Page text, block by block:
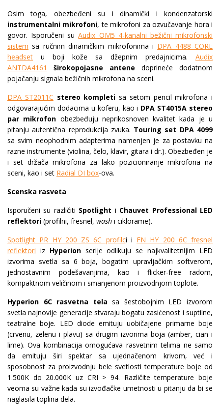
Osim toga, obezbeđeni su i dinamički i kondenzatorski
instrumentalni mikrofoni, te mikrofoni za ozvučavanje hora i
govor. Isporučeni suAudix OM5 4-kanalni bežični mikrofonski
sistem sa ručnim dinamičkim mikrofonima i DPA 4488 CORE
headset u boji kože sa džepnim predajnicima. Audix
ANTDA4161
širokopojasne antene doprineće dodatnom
pojačanju signala bežičnih mikrofona na sceni.
DPA ST2011C stereo kompleti sa setom pencil mikrofona i
odgovarajućim dodacima u koferu, kao i DPA ST4015A stereo
par mikrofon obezbeđuju neprikosnoven kvalitet kada je u
pitanju autentična reprodukcija zvuka. Touring set DPA 4099
sa svim neophodnim adapterima namenjen je za postavku na
razne instrumente (violina, čelo, klavir, gitara i dr.). Obezbeđen je
i set držača mikrofona za lako pozicioniranje mikrofona na
sceni, kao i set Radial DI box-ova.
Scenska rasveta
Isporučeni su različiti Spotlight i Chauvet Professional LED
reflektori (profilni, fresnel, wash i ciklorame).
Spotlight PR HY 200 ZS 6C profilci i FN HY 200 6C fresnel
reflektori iz Hyperionserije odlikuju se najkvalitetnijim LED
izvorima svetla sa 6 boja, bogatim upravljačkim softverom,
jednostavnim podešavanjima, kao i flicker-free radom,
kompaktnom veličinom i smanjenom proizvodnjom toplote.
Hyperion 6C rasvetna tela sa šestobojnim LED izvorom
svetla najnovije generacije stvaraju bogatu zasićenost i suptilne,
teatralne boje. LED diode emituju uobičajene primarne boje
(crvenu, zelenu i plavu) sa drugim izvorima boja (amber, cian i
lime). Ova kombinacija omogućava rasvetnim telima ne samo
da emituju širi spektar sa ujednačenom krivom, već i
sposobnost za proizvodnju bele svetlosti temperature boje od
1.500K do 20.000K uz CRI > 94. Različite temperature boje
veoma su važne kada su izvođačke umetnosti u pitanju da bi se
naglasila toplina dela.